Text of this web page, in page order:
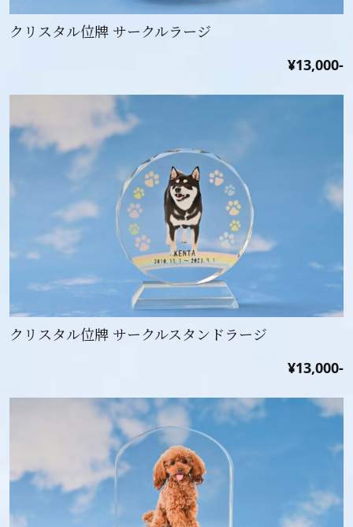
クリスタル位牌 サークルラージ
¥13,000-
クリスタル位牌 サークルスタンドラージ
¥13,000-